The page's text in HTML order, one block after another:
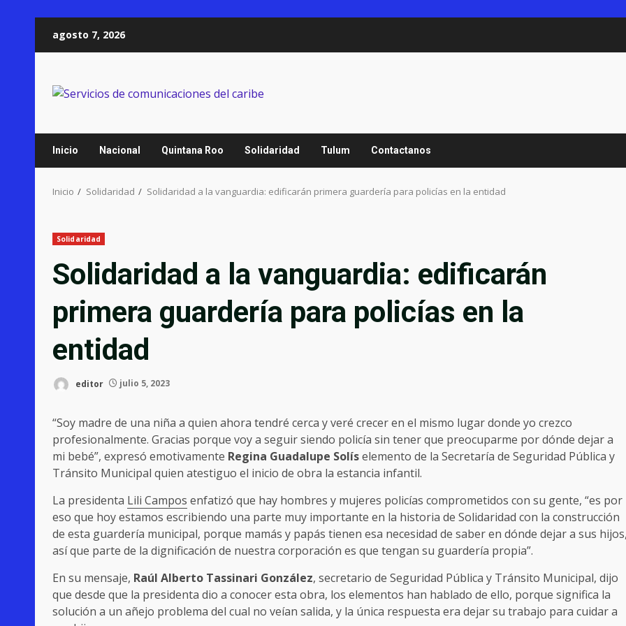
agosto 7, 2026
Inicio Nacional Quintana Roo Solidaridad Tulum Contactanos
Inicio Solidaridad Solidaridad a la vanguardia: edificarán primera guardería para policías en la entidad
Solidaridad
Solidaridad a la vanguardia: edificarán
primera guardería para policías en la
entidad
editor julio 5, 2023
“Soy madre de una niña a quien ahora tendré cerca y veré crecer en el mismo lugar donde yo crezco
profesionalmente. Gracias porque voy a seguir siendo policía sin tener que preocuparme por dónde dejar a
mi bebé”, expresó emotivamente Regina Guadalupe Solíselemento de la Secretaría de Seguridad Pública y
Tránsito Municipal quien atestiguo el inicio de obra la estancia infantil.
La presidenta Lili Campos enfatizó que hay hombres y mujeres policías comprometidos con su gente, “es por
eso que hoy estamos escribiendo una parte muy importante en la historia de Solidaridad con la construcción
de esta guardería municipal, porque mamás y papás tienen esa necesidad de saber en dónde dejar a sus
así que parte de la dignificación de nuestra corporación es que tengan su guardería propia”.
En su mensaje, Raúl Alberto Tassinari González, secretario de Seguridad Pública y Tránsito Municipal, dijo
que desde que la presidenta dio a conocer esta obra, los elementos han hablado de ello, porque significa la
solución a un añejo problema del cual no veían salida, y la única respuesta era dejar su trabajo para cuidar a